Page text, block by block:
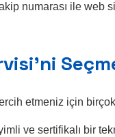
numarası ile web
etmeniz için
ve sertifikalı bir